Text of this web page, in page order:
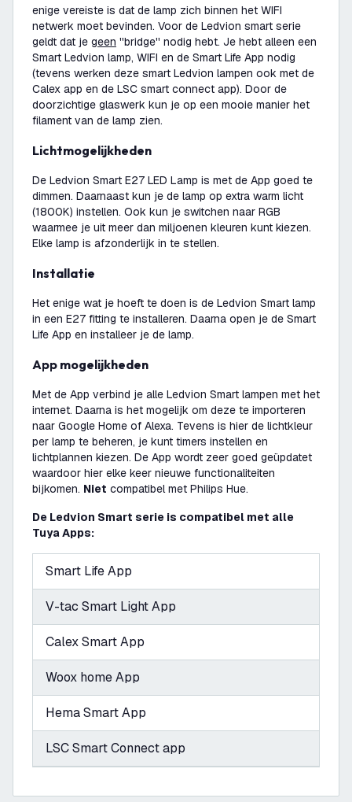
enige vereiste is dat de lamp zich binnen het WIFI
netwerk moet bevinden. Voor de Ledvion smart serie
geldt dat je geen ''bridge'' nodig hebt. Je hebt alleen een
Smart Ledvion lamp, WIFI en de Smart Life App nodig
(tevens werken deze smart Ledvion lampen ook met de
Calex app en de LSC smart connect app). Door de
doorzichtige glaswerk kun je op een mooie manier het
filament van de lamp zien.
Lichtmogelijkheden
De Ledvion Smart E27 LED Lamp is met de App goed te
dimmen. Daarnaast kun je de lamp op extra warm licht
(1800K) instellen. Ook kun je switchen naar RGB
waarmee je uit meer dan miljoenen kleuren kunt kiezen.
Elke lamp is afzonderlijk in te stellen.
Installatie
Het enige wat je hoeft te doen is de Ledvion Smart lamp
in een E27 fitting te installeren. Daarna open je de Smart
Life App en installeer je de lamp.
App mogelijkheden
Met de App verbind je alle Ledvion Smart lampen met het
internet. Daarna is het mogelijk om deze te importeren
naar Google Home of Alexa. Tevens is hier de lichtkleur
per lamp te beheren, je kunt timers instellen en
lichtplannen kiezen. De App wordt zeer goed geüpdatet
waardoor hier elke keer nieuwe functionaliteiten
bijkomen. Niet compatibel met Philips Hue.
De Ledvion Smart serie is compatibel met alle
Tuya Apps:
Smart Life App
V-tac Smart Light App
Calex Smart App
Woox home App
Hema Smart App
LSC Smart Connect app